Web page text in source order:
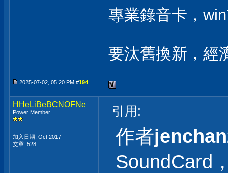
專業錄音卡，
要汰舊換新，經
2025-07-02, 05:20 PM #194
HHeLiBeBCNOFNe
Power Member
加入日期: Oct 2017
文章: 528
引用:
作者
SoundCard